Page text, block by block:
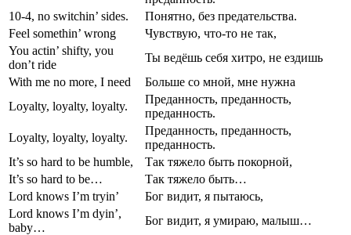
10-4, no switchin’ sides.
Понятно, без предательства.
Feel somethin’ wrong
Чувствую, что-то не так,
You actin’ shifty, you
don’t ride
Ты ведёшь себя хитро, не ездишь
With me no more, I need
Больше со мной, мне нужна
Loyalty, loyalty, loyalty.
Преданность, преданность,
преданность.
Loyalty, loyalty, loyalty.
Преданность, преданность,
преданность.
It’s so hard to be humble,
Так тяжело быть покорной,
It’s so hard to be…
Так тяжело быть…
Lord knows I’m tryin’
Бог видит, я пытаюсь,
Lord knows I’m dyin’,
baby…
Бог видит, я умираю, малыш…